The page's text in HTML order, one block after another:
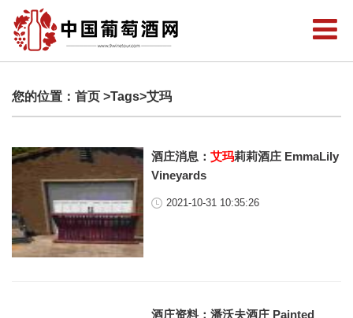
您的位置： 首页 >Tags>艾玛
酒庄消息：艾玛莉莉酒庄 EmmaLily
Vineyards
2021-10-31 10:35:26
酒庄资料：潘沃夫酒庄 Painted